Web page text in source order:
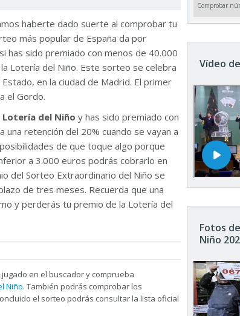
haberte dado suerte al comprobar tu
más popular de España da por
has sido premiado con menos de 40.000
Lotería del Niño. Este sorteo se celebra
en la ciudad de Madrid. El primer
el Gordo.
del Niño y has sido premiado con
retención del 20% cuando se vayan a
de que toque algo porque
a 3.000 euros podrás cobrarlo en
del Sorteo Extraordinario del Niño se
de tres meses. Recuerda que una
y perderás tu premio de la Lotería del
en el buscador y comprueba
Niño. También podrás comprobar los
el sorteo podrás consultar la lista oficial
Comprobar
Vídeo
Fotos
Niño